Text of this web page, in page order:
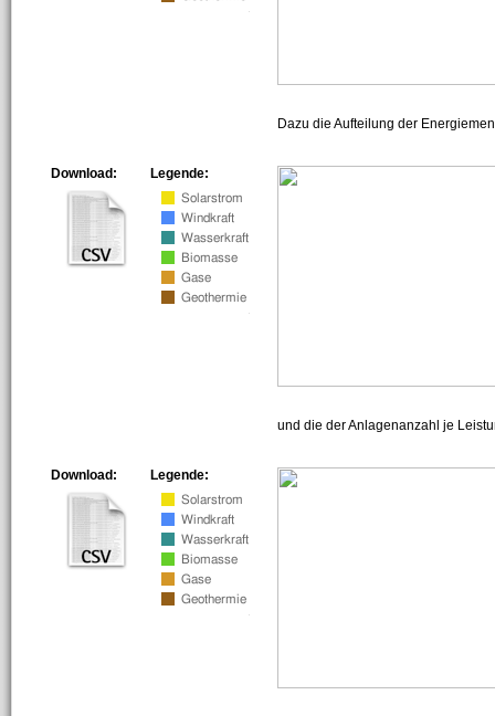
Dazu die Aufteilung der
Legende:
Download:
und die der Anlagenanzahl je
Legende:
Download: